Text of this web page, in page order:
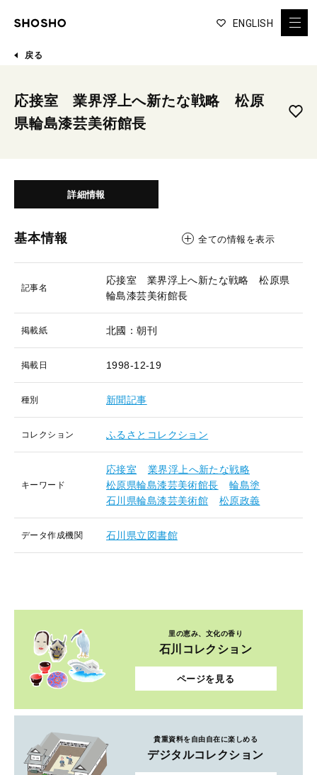
ENGLISH
戻る
応接室 業界浮上へ新たな戦略 松原
県輪島漆芸美術館長
詳細情報
基本情報 全ての情報を表示
記事名
応接室 業界浮上へ新たな戦略 松原県
輪島漆芸美術館長
掲載紙 北國：朝刊
掲載日 1998-12-19
種別 新聞記事
コレクション ふるさとコレクション
キーワード
応接室
業界浮上へ新たな戦略
松原県輪島漆芸美術館長
輪島塗
石川県輪島漆芸美術館
松原政義
データ作成機関 石川県立図書館
里の恵み、文化の香り
石川コレクション
ページを見る
貴重資料を自由自在に楽しめる
デジタルコレクション